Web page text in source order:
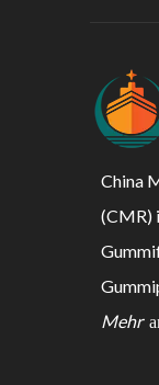
China
(CMR)
Mehr